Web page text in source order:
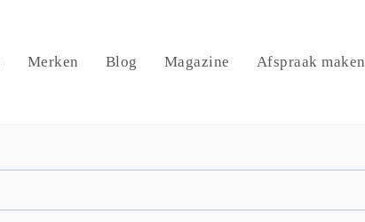
Merken Blog Magazine Afspraak maken